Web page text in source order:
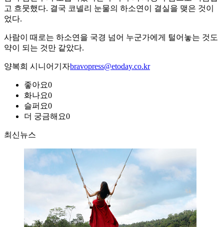
고 흐뭇했다. 결국 코넬리 눈물의 하소연이 결실을 맺은 것이
었다.
사람이 때로는 하소연을 국경 넘어 누군가에게 털어놓는 것도
약이 되는 것만 같았다.
양복희 시니어기자bravopress@etoday.co.kr
좋아요0
화나요0
슬퍼요0
더 궁금해요0
최신뉴스